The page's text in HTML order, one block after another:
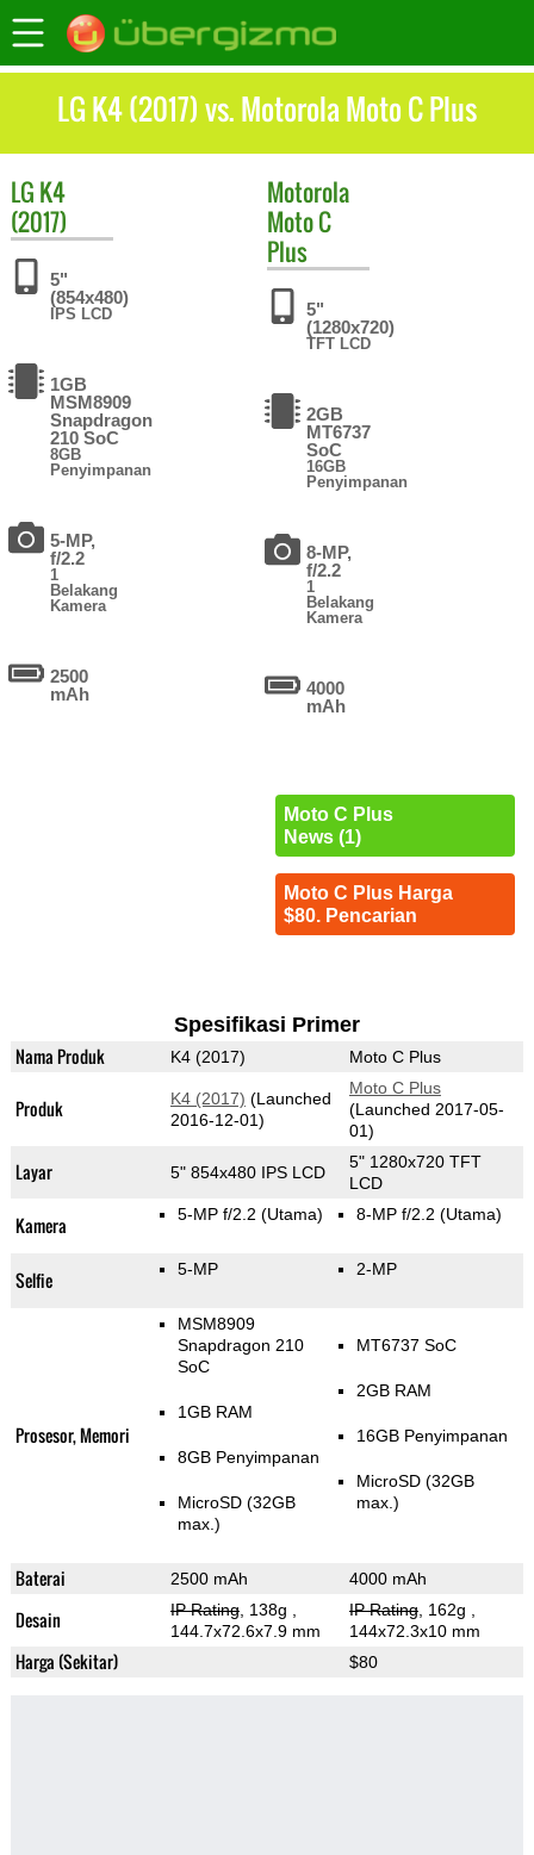
LG K4 (2017) vs. Motorola Moto C Plus
LG K4
(2017)
5"
(854x480)
IPS LCD
1GB
MSM8909
Snapdragon
210 SoC
8GB
Penyimpanan
5-MP,
f/2.2
1
Belakang
Kamera
2500
mAh
Motorola
Moto C
Plus
5"
(1280x720)
TFT LCD
2GB
MT6737
SoC
16GB
Penyimpanan
8-MP,
f/2.2
1
Belakang
Kamera
4000
mAh
Moto C Plus
News (1)
Moto C Plus Harga
$80. Pencarian
Spesifikasi Primer
Nama Produk K4 (2017) Moto C Plus
Produk K4 (2017) (Launched
2016-12-01)
Moto C Plus
(Launched 2017-05-
01)
Layar 5" 854x480 IPS LCD
5" 1280x720 TFT
LCD
Kamera 5-MP f/2.2 (Utama) 8-MP f/2.2 (Utama)
Selfie 5-MP 2-MP
Prosesor, Memori
MSM8909
Snapdragon 210
SoC
1GB RAM
8GB Penyimpanan
MicroSD (32GB
max.)
MT6737 SoC
2GB RAM
16GB Penyimpanan
MicroSD (32GB
max.)
Baterai 2500 mAh 4000 mAh
Desain IP Rating, 138g
144.7x72.6x7.9 mm
IP Rating, 162g
144x72.3x10 mm
Harga (Sekitar) $80